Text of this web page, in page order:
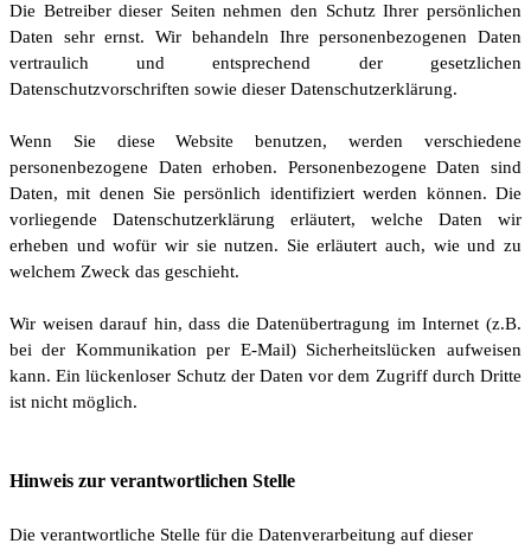
Die Betreiber dieser Seiten nehmen den Schutz Ihrer persönlichen
Daten sehr ernst. Wir behandeln Ihre personenbezogenen Daten
vertraulich und entsprechend der gesetzlichen
Datenschutzvorschriften sowie dieser Datenschutzerklärung.
Wenn Sie diese Website benutzen, werden verschiedene
personenbezogene Daten erhoben. Personenbezogene Daten sind
Daten, mit denen Sie persönlich identifiziert werden können. Die
vorliegende Datenschutzerklärung erläutert, welche Daten wir
erheben und wofür wir sie nutzen. Sie erläutert auch, wie und zu
welchem Zweck das geschieht.
Wir weisen darauf hin, dass die Datenübertragung im Internet (z.B.
bei der Kommunikation per E-Mail) Sicherheitslücken aufweisen
kann. Ein lückenloser Schutz der Daten vor dem Zugriff durch Dritte
ist nicht möglich.
Hinweis zur verantwortlichen Stelle
Die verantwortliche Stelle für die Datenverarbeitung auf dieser